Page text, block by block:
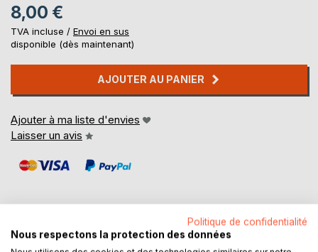
8,00 €
TVA incluse / Envoi en sus
disponible (dès maintenant)
AJOUTER AU PANIER
Ajouter à ma liste d'envies
Laisser un avis
DESCRIPTION
Politique de confidentialité
Nous respectons la protection des données